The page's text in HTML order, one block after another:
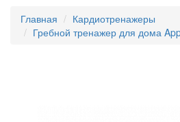
Главная
Кардиотренажеры
Гребной тренажер для дома